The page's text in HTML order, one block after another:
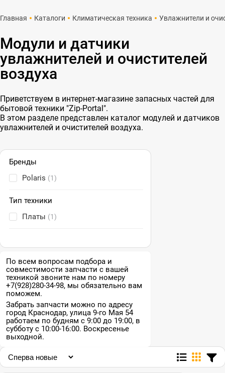
Главная Каталоги Климатическая техника Увлажнители и
Модули и датчики
увлажнителей и очистителей
воздуха
Приветствуем в интернет-магазине запасных частей для
бытовой техники "Zip-Portal".
В этом разделе представлен каталог модулей и датчиков
увлажнителей и очистителей воздуха.
Бренды
Polaris (1)
Тип техники
Платы (1)
По всем вопросам подбора и
совместимости запчасти с вашей
техникой звоните нам по номеру
+7(928)280-34-98, мы обязательно вам
поможем.
Забрать запчасти можно по адресу
город Краснодар, улица 9-го Мая 54
работаем по будням с 9:00 до 19:00, в
субботу с 10:00-16:00. Воскресенье
выходной.